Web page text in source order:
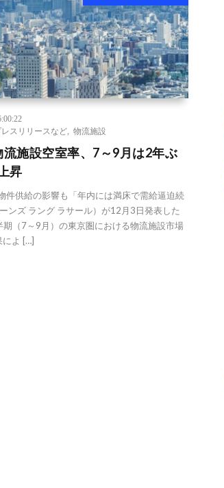
レスリリースなど ,物流施設
流施設空室率、7～9月は2年ぶ
昇
件供給の影響も「年内には満床で需給逼迫続
ンズ ラング ラサール）が12月3日発表した
（7～9月）の東京圏における物流施設市場
によ […]